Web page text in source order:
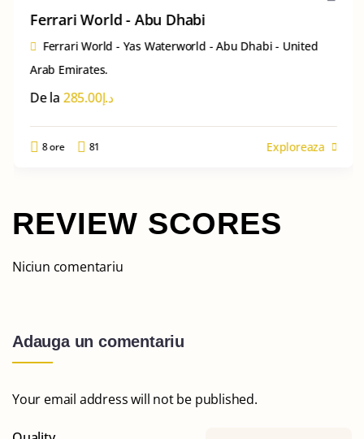
Ferrari World - Abu Dhabi
Ferrari World - Yas Waterworld - Abu Dhabi - United
Arab Emirates.
De la د.إ285.00
8 ore 81 Exploreaza
REVIEW SCORES
Niciun comentariu
Adauga un comentariu
Your email address will not be published.